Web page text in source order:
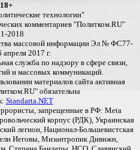
18+
технологии"
комментариев "Политком.RU"
2018
массовой информации Эл № ФС77-
2017 г.
служба по надзору в сфере связи,
и массовых коммуникаций.
материалов сайта активная
обязательна
Standarta.NET
запрещенные в РФ: Meta
корпус (РДК), Украинская
легион, Национал-Большевистская
Иеговы, Мизантропик Дивижн,